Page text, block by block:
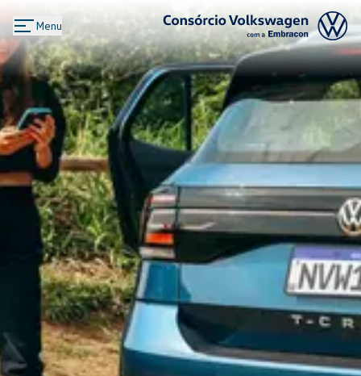
Menu
Logo Consórcio Volkswagen com